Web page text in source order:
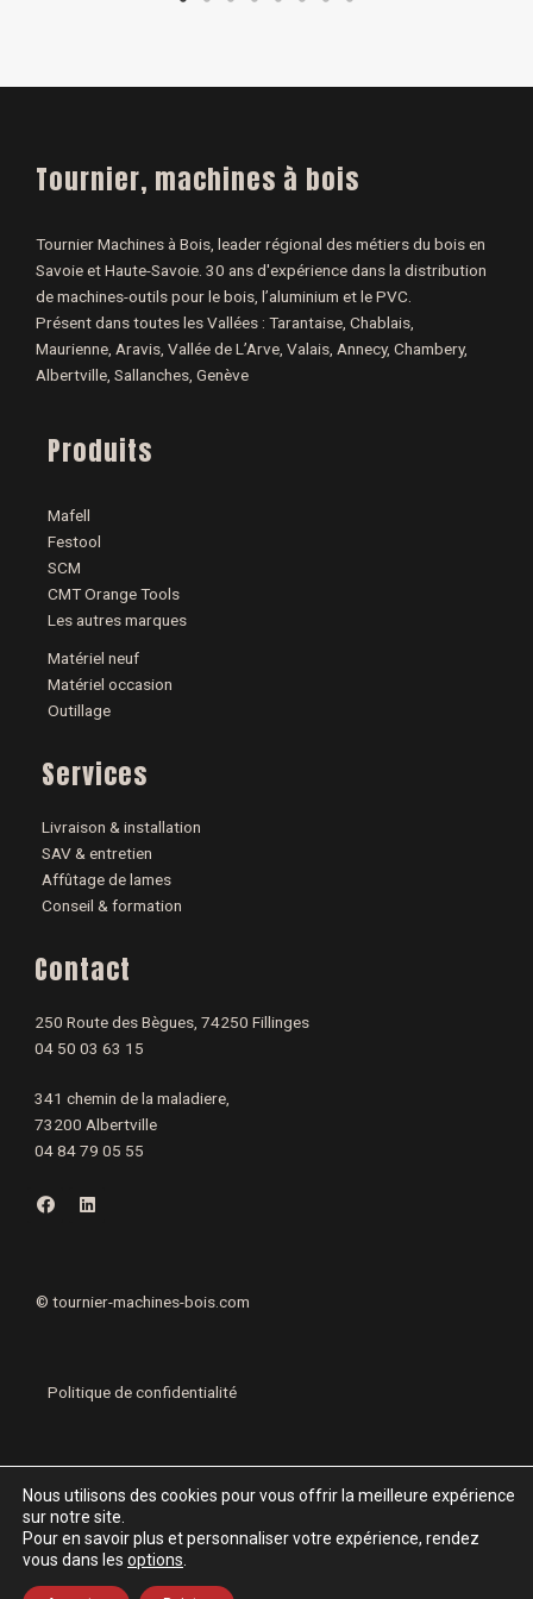
Tournier, machines à bois
Tournier Machines à Bois, leader régional des métiers du bois en
Savoie et Haute-Savoie. 30 ans d'expérience dans la distribution
de machines-outils pour le bois, l’aluminium et le PVC.
Présent dans toutes les Vallées : Tarantaise, Chablais,
Maurienne, Aravis, Vallée de L’Arve, Valais, Annecy, Chambery,
Albertville, Sallanches, Genève
Produits
Mafell
Festool
SCM
CMT Orange Tools
Les autres marques
Matériel neuf
Matériel occasion
Outillage
Services
Livraison & installation
SAV & entretien
Affûtage de lames
Conseil & formation
Contact
250 Route des Bègues, 74250 Fillinges
04 50 03 63 15
341 chemin de la maladiere,
73200 Albertville
04 84 79 05 55
F
a
o
L
i
i
© tournier-machines-bois.com
Politique de confidentialité
Nous utilisons des cookies pour vous offrir la meilleure expérience
sur notre site.
Pour en savoir plus et personnaliser votre expérience, rendez
vous dans les options